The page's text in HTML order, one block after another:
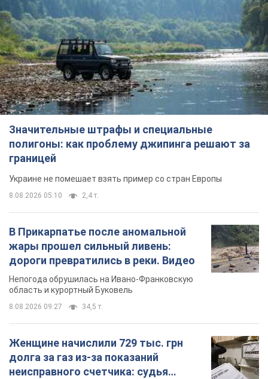
Значительные штрафы и специальные
полигоны: как проблему джипинга решают за
границей
Украине не помешает взять пример со стран Европы
8.08.2026 05:10 2,4 т.
В Прикарпатье после аномальной
жары прошел сильный ливень:
дороги превратились в реки. Видео
Непогода обрушилась на Ивано-Франковскую
область и курортный Буковель
8.08.2026 09:27 34,5 т.
Женщине начислили 729 тыс. грн
долга за газ из-за показаний
неисправного счетчика: судья